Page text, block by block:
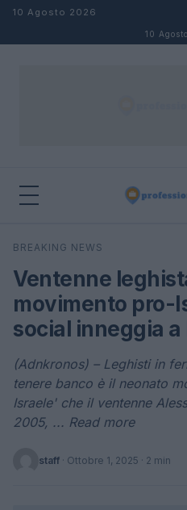
Salta al contenuto
10 Agosto 2026
10
Cerca
BREAKING NEWS
Ventenne
movimento pro-
social inneggia
(Adnkronos) – Leghisti in
tenere banco è il neonato
Israele' che il ventenne
2005, ... Read more
staff · Ottobre 1, 2025 · 2 min